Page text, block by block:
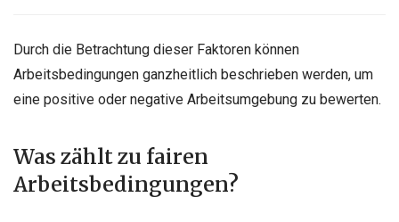
Durch die Betrachtung dieser Faktoren können
Arbeitsbedingungen ganzheitlich beschrieben werden, um
eine positive oder negative Arbeitsumgebung zu bewerten.
Was zählt zu fairen
Arbeitsbedingungen?